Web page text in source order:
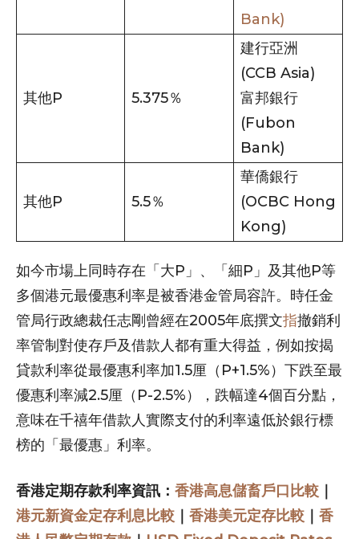
Bank)
其他P 5.375％
建行亞洲
(CCB Asia)
富邦銀行
(Fubon
Bank)
其他P 5.5％
華僑銀行
(OCBC Hong
Kong)
如今市場上同時存在「大P」、「細P」及其他P等
多個港元最優惠利率是被香港金管局容許。時任金
管局行政總裁任志剛曾經在2005年底撰文指撤銷利
率管制對使存戶及借款人都有重大得益，例如按揭
貸款利率從最優惠利率加1.5厘（P+1.5%）下跌至最
優惠利率減2.5厘（P-2.5%），跌幅達4個百分點，
意味在千禧年借款人實際支付的利率遠低於銀行標
榜的「最優惠」利率。
香港定期存款利率資訊： 香港高息儲畜戶口比較
港元新資金定存利息比較
香港美元定存比較
香